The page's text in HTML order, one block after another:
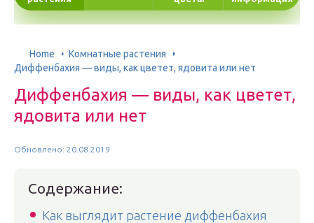
Home
Комнатные растения
Диффенбахия — виды, как цветет, ядовита или нет
Диффенбахия — виды, как цветет,
ядовита или нет
Обновлено: 20.08.2019
Содержание:
Как выглядит растение диффенбахия